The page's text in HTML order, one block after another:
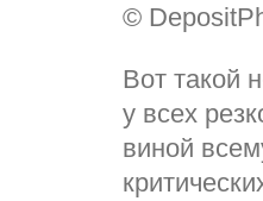
©
Вот такой
у всех
виной